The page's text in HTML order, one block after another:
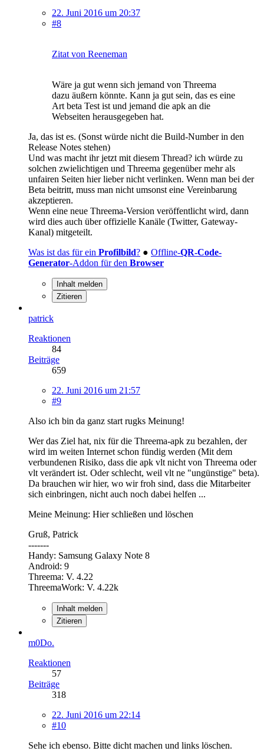
22. Juni 2016 um 20:37
#8
Zitat von Reeneman
Wäre ja gut wenn sich jemand von Threema
dazu äußern könnte. Kann ja gut sein, das es eine
Art beta Test ist und jemand die apk an die
Webseiten herausgegeben hat.
Ja, das ist es. (Sonst würde nicht die Build-Number in den
Release Notes stehen)
Und was macht ihr jetzt mit diesem Thread? ich würde zu
solchen zwielichtigen und Threema gegenüber mehr als
unfairen Seiten hier lieber nicht verlinken. Wenn man bei der
Beta beitritt, muss man nicht umsonst eine Vereinbarung
akzeptieren.
Wenn eine neue Threema-Version veröffentlicht wird, dann
wird dies auch über offizielle Kanäle (Twitter, Gateway-
Kanal) mitgeteilt.
Was ist das für ein Profilbild? ● Offline-QR-Code-
Generator-Addon für den Browser
Inhalt melden
Zitieren
patrick
Reaktionen
84
Beiträge
659
22. Juni 2016 um 21:57
#9
Also ich bin da ganz start rugks Meinung!
Wer das Ziel hat, nix für die Threema-apk zu bezahlen, der
wird im weiten Internet schon fündig werden (Mit dem
verbundenen Risiko, dass die apk vlt nicht von Threema oder
vlt verändert ist. Oder schlecht, weil vlt ne "ungünstige" beta).
Da brauchen wir hier, wo wir froh sind, dass die Mitarbeiter
sich einbringen, nicht auch noch dabei helfen ...
Meine Meinung: Hier schließen und löschen
Gruß, Patrick
-------
Handy: Samsung Galaxy Note 8
Android: 9
Threema: V. 4.22
ThreemaWork: V. 4.22k
Inhalt melden
Zitieren
m0Do.
Reaktionen
57
Beiträge
318
22. Juni 2016 um 22:14
#10
Sehe ich ebenso. Bitte dicht machen und links löschen.